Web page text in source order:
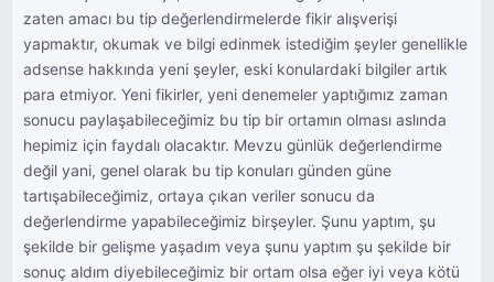
zaten amacı bu tip değerlendirmelerde fikir alışverişi
yapmaktır, okumak ve bilgi edinmek istediğim şeyler genellikle
adsense hakkında yeni şeyler, eski konulardaki bilgiler artık
para etmiyor. Yeni fikirler, yeni denemeler yaptığımız zaman
sonucu paylaşabileceğimiz bu tip bir ortamın olması aslında
hepimiz için faydalı olacaktır. Mevzu günlük değerlendirme
değil yani, genel olarak bu tip konuları günden güne
tartışabileceğimiz, ortaya çıkan veriler sonucu da
değerlendirme yapabileceğimiz birşeyler. Şunu yaptım, şu
şekilde bir gelişme yaşadım veya şunu yaptım şu şekilde bir
sonuç aldım diyebileceğimiz bir ortam olsa eğer iyi veya kötü